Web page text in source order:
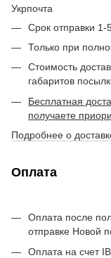
Укрпочта
Срок отправки 1-
Только при
Стоимость
габаритов
Бесплатная
получаете
Подробнее о
Оплата
Оплата после
отправке Новой
Оплата на счет